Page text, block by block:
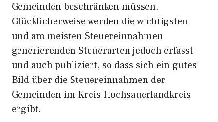
Gemeinden beschränken müssen.
Glücklicherweise werden die wichtigsten
und am meisten Steuereinnahmen
generierenden Steuerarten jedoch erfasst
und auch publiziert, so dass sich ein gutes
Bild über die Steuereinnahmen der
Gemeinden im Kreis Hochsauerlandkreis
ergibt.